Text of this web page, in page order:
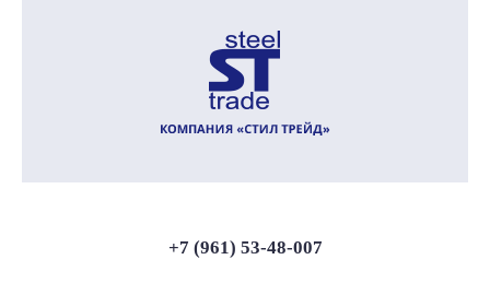
+7 (961) 53-48-007